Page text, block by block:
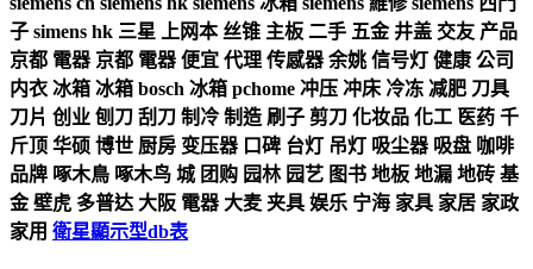
子 simens hk 三星 上网本 丝锥 主板 二手 五金 井盖 交友 产品
京都 電器 京都 電器 便宜 代理 传感器 余姚 信号灯 健康 公司
内衣 冰箱 冰箱 bosch 冰箱 pchome 冲压 冲床 冷冻 减肥 刀具
刀片 创业 刨刀 刮刀 制冷 制造 刷子 剪刀 化妆品 化工 医药 千
斤顶 华硕 博世 厨房 变压器 口碑 台灯 吊灯 吸尘器 吸盘 咖啡
品牌 啄木鳥 啄木鸟 城 团购 园林 园艺 图书 地板 地漏 地砖 基
金 壁虎 多普达 大阪 電器 大麦 夹具 娱乐 宁海 家具 家居 家政
家用 衛星顯示型db表